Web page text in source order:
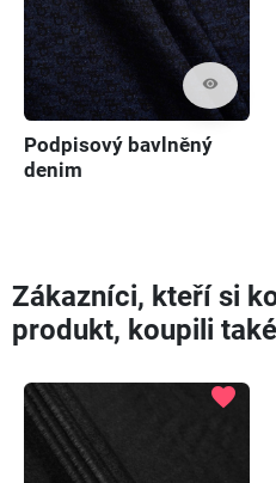
visibility
Podpisový bavlněný
denim
Zákazníci, kteří si
produkt, koupili
favorite